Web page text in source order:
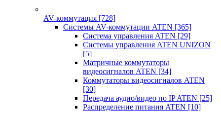
AV-коммутация [728]
Системы AV-коммутации ATEN [365]
Система управления ATEN [29]
Системы управления ATEN UNIZON
[5]
Матричные коммутаторы
видеосигналов ATEN [34]
Коммутаторы видеосигналов ATEN
[30]
Передача аудио/видео по IP ATEN [25]
Распределение питания ATEN [10]